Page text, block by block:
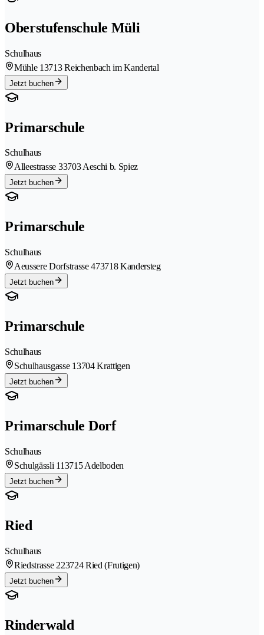
Oberstufenschule Müli
Schulhaus
Mühle 13713 Reichenbach im Kandertal
Jetzt buchen
Primarschule
Schulhaus
Alleestrasse 33703 Aeschi b. Spiez
Jetzt buchen
Primarschule
Schulhaus
Aeussere Dorfstrasse 473718 Kandersteg
Jetzt buchen
Primarschule
Schulhaus
Schulhausgasse 13704 Krattigen
Jetzt buchen
Primarschule Dorf
Schulhaus
Schulgässli 113715 Adelboden
Jetzt buchen
Ried
Schulhaus
Riedstrasse 223724 Ried (Frutigen)
Jetzt buchen
Rinderwald